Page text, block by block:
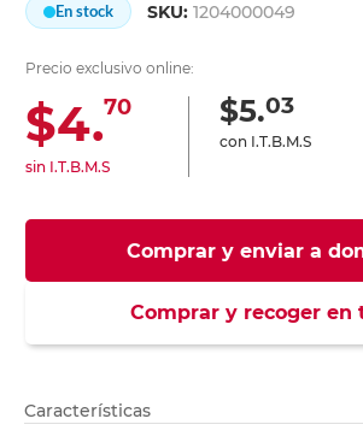
En stock SKU:1204000049
Precio exclusivo online:
$4.70
sin I.T.B.M.S
$5.03
con I.T.B.M.S
Comprar y enviar a
Comprar y recoger en
Características